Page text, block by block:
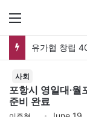
사회
포항시 영일대·
준비 완료